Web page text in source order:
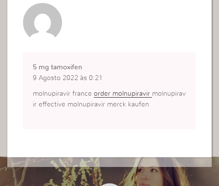
5 mg tamoxifen
9 Agosto 2022 às 0:21
molnupiravir franceorder molnupiravir molnupirav
ir effective molnupiravir merck kaufen